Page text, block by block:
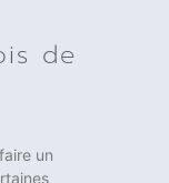
de
un